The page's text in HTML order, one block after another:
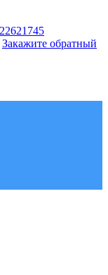
Закажите обратный